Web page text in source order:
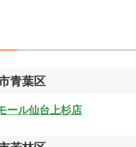
青葉区
ール仙台上杉店